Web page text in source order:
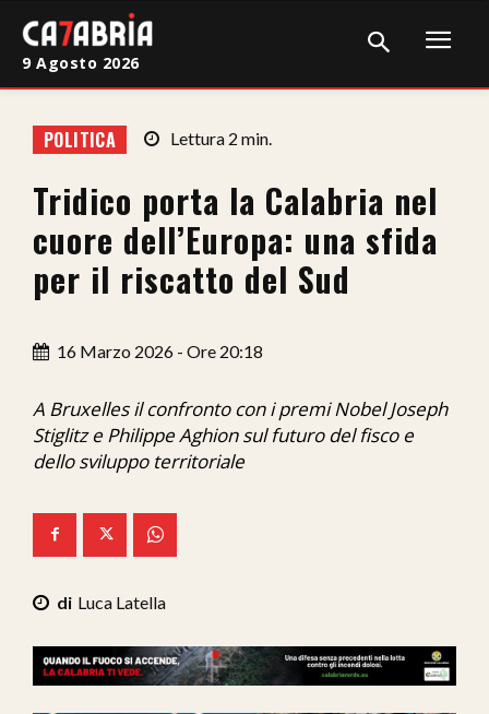
Cronaca
Giudiziaria
Politica
Attualità
Sanità
Economia
C7 Play
We Calabria
Mix Zone
9 Agosto 2026
POLITICA Lettura 2 min.
Tridico porta la Calabria nel
cuore dell’Europa: una sfida
per il riscatto del Sud
16 Marzo 2026 - Ore 20:18
A Bruxelles il confronto con i premi Nobel Joseph
Stiglitz e Philippe Aghion sul futuro del fisco e
dello sviluppo territoriale
Luca Latella